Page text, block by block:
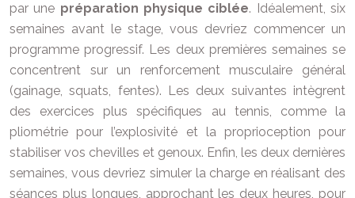
par une préparation physique ciblée. Idéalement, six
semaines avant le stage, vous devriez commencer un
programme progressif. Les deux premières semaines se
concentrent sur un renforcement musculaire général
(gainage, squats, fentes). Les deux suivantes intègrent
des exercices plus spécifiques au tennis, comme la
pliométrie pour l’explosivité et la proprioception pour
stabiliser vos chevilles et genoux. Enfin, les deux dernières
semaines, vous devriez simuler la charge en réalisant des
séances plus longues, approchant les deux heures, pour